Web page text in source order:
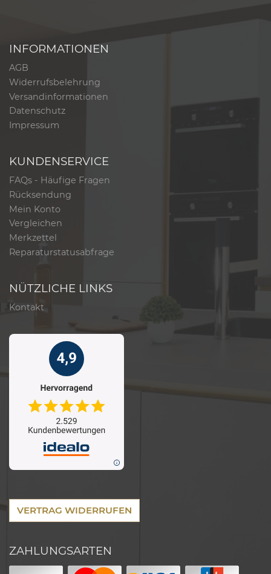
INFORMATIONEN
AGB
Widerrufsbelehrung
Versandinformationen
Datenschutz
Impressum
KUNDENSERVICE
FAQs - Häufige Fragen
Rücksendung
Mein Konto
Vergleichen
Merkzettel
Reparaturstatusabfrage
NÜTZLICHE LINKS
Kontakt
VERTRAG WIDERRUFEN
ZAHLUNGSARTEN